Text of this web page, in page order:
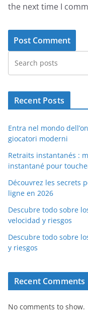
the next time I
Recent Posts
Entra nel mondo
giocatori moderni
Retraits instantanés :
instantané pour
Découvrez les secrets
ligne en 2026
Descubre todo sobre
velocidad y riesgos
Descubre todo sobre
y riesgos
Recent Comments
No comments to show.